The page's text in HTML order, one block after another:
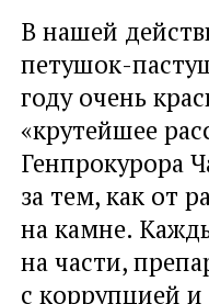
В нашей
петушок-
году очень
«крутейшее
Генпрокурора
за тем, как от
на камне.
на части,
с коррупцией